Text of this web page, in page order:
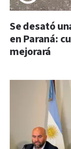
Se desató
en Paraná:
mejorará